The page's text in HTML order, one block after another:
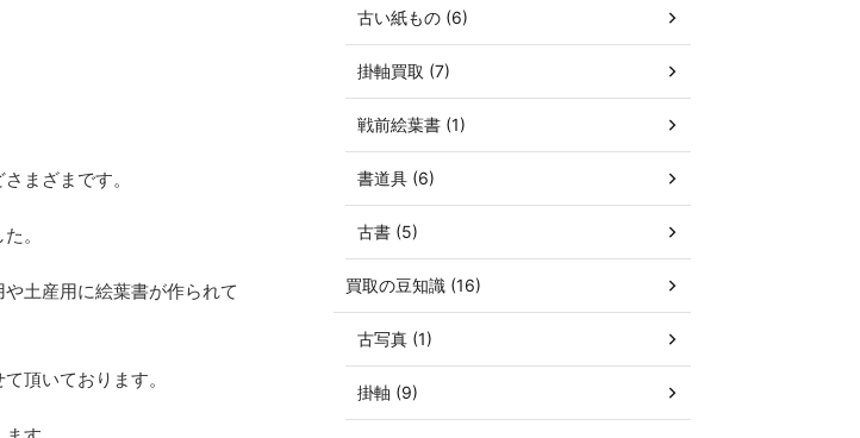
まざまです。
。
土産用に絵葉書が作られて
頂いております。
古い紙もの (6)
掛軸買取 (7)
戦前絵葉書 (1)
書道具 (6)
古書 (5)
買取の豆知識 (16)
古写真 (1)
掛軸 (9)